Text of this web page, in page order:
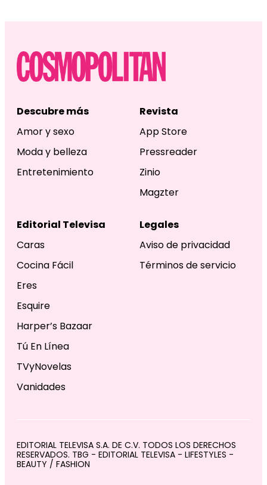
Descubre más
Amor y sexo
Moda y belleza
Entretenimiento
Revista
App Store
Pressreader
Zinio
Magzter
Editorial Televisa
Caras
Cocina Fácil
Eres
Esquire
Harper’s Bazaar
Tú En Línea
TVyNovelas
Vanidades
Legales
Aviso de privacidad
Términos de servicio
EDITORIAL TELEVISA S.A. DE C.V. TODOS LOS DERECHOS
RESERVADOS. TBG - EDITORIAL TELEVISA - LIFESTYLES -
BEAUTY / FASHION